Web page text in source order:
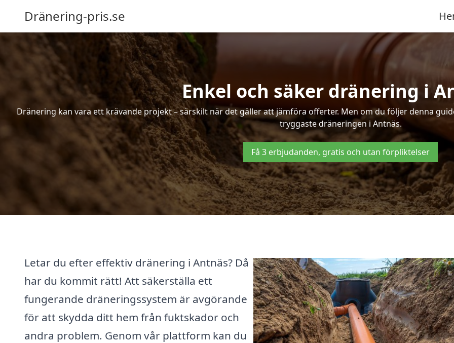
Dränering-pris.se
Enkel och säker dränering i
Dränering kan vara ett krävande projekt – särskilt när det gäller att jämföra offerter. Men om du följer denna
tryggaste dräneringen i Antnäs.
Få 3 erbjudanden, gratis och utan förpliktelser
Letar du efter effektiv dränering i Antnäs? Då
har du kommit rätt! Att säkerställa ett
fungerande dräneringssystem är avgörande
för att skydda ditt hem från fuktskador och
andra problem. Genom vår plattform kan du